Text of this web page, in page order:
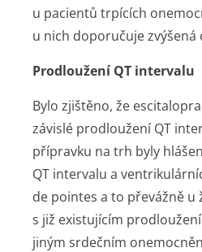
u pacientů trpících
u nich doporučuje zvýšená
Prodloužení QT intervalu
Bylo zjištěno, že
závislé prodloužení QT
přípravku na trh byly
QT intervalu a
de pointes a to převážně u
s již existujícím
jiným srdečním